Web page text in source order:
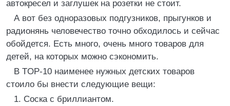
автокресел и заглушек на розетки не стоит.
А вот без одноразовых подгузников, прыгунков и
радионянь человечество точно обходилось и сейчас
обойдется. Есть много, очень много товаров для
детей, на которых можно сэкономить.
В TOP-10 наименее нужных детских товаров
стоило бы внести следующие вещи:
1. Соска с бриллиантом.